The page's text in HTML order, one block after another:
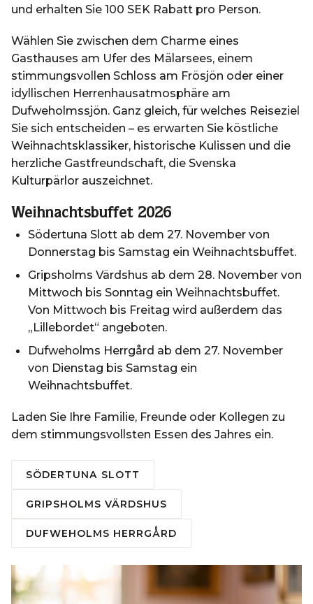
und erhalten Sie 100 SEK Rabatt pro Person.
Wählen Sie zwischen dem Charme eines
Gasthauses am Ufer des Mälarsees, einem
stimmungsvollen Schloss am Frösjön oder einer
idyllischen Herrenhausatmosphäre am
Dufweholmssjön. Ganz gleich, für welches Reiseziel
Sie sich entscheiden – es erwarten Sie köstliche
Weihnachtsklassiker, historische Kulissen und die
herzliche Gastfreundschaft, die Svenska
Kulturpärlor auszeichnet.
Weihnachtsbuffet 2026
Södertuna Slott ab dem 27. November von
Donnerstag bis Samstag ein Weihnachtsbuffet.
Gripsholms Värdshus ab dem 28. November von
Mittwoch bis Sonntag ein Weihnachtsbuffet.
Von Mittwoch bis Freitag wird außerdem das
„Lillebordet“ angeboten.
Dufweholms Herrgård ab dem 27. November
von Dienstag bis Samstag ein
Weihnachtsbuffet.
Laden Sie Ihre Familie, Freunde oder Kollegen zu
dem stimmungsvollsten Essen des Jahres ein.
SÖDERTUNA SLOTT
GRIPSHOLMS VÄRDSHUS
DUFWEHOLMS HERRGÅRD